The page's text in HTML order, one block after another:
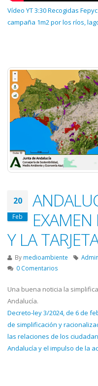
Vídeo YT 3:30 Recogidas
campaña 1m2 por los ríos,
20
Feb
EXAMEN
Y LA
By medioambiente
0 Comentarios
Una buena noticia la
Andalucía.
Decreto-ley 3/2024, de 6 de
de simplificación y
las relaciones de los
Andalucía y el impulso de la